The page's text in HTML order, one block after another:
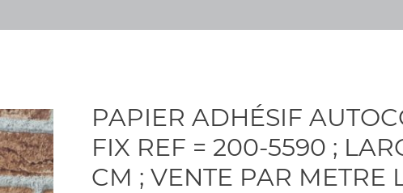
PAPIER ADHÉSIF
FIX REF = 200-5590 ;
CM ; VENTE PAR METRE